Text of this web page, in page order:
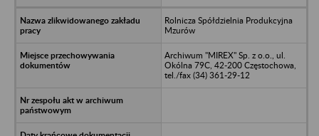
Rolnicza Spółdzielnia Produkcyjna
Mzurów
Archiwum "MIREX" Sp. z o.o., ul.
Okólna 79C, 42-200 Częstochowa,
tel./fax (34) 361-29-12